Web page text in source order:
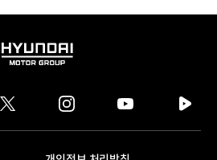
HYUNDAI
GROUP
twitter instagram
tv